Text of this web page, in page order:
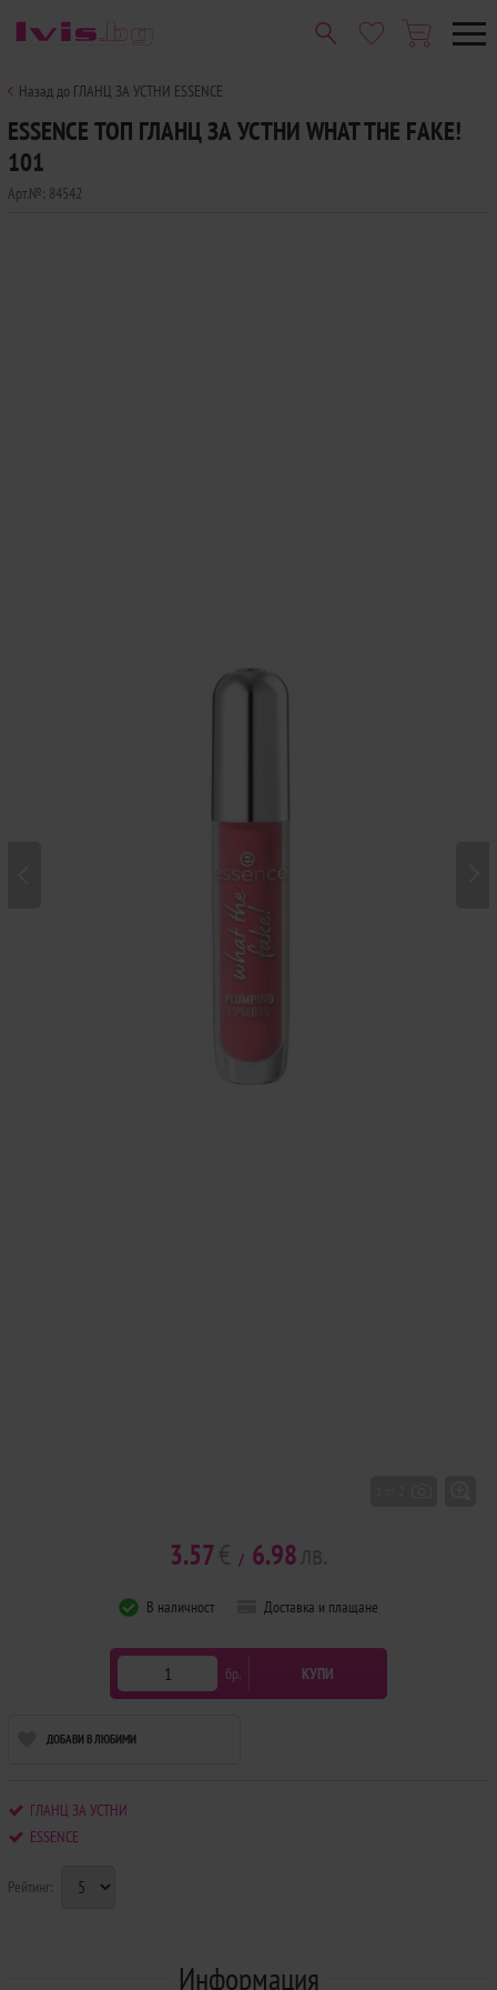
Назад до ГЛАНЦ ЗА УСТНИ ESSENCE
ESSENCE ТОП ГЛАНЦ ЗА УСТНИ WHAT THE FAKE!
101
Арт.№: 84542
3.57 / 6.98
В наличност Доставка и плащане
бр. КУПИ
ДОБАВИ В ЛЮБИМИ
ГЛАНЦ ЗА УСТНИ
ESSENCE
Рейтинг:
Информация